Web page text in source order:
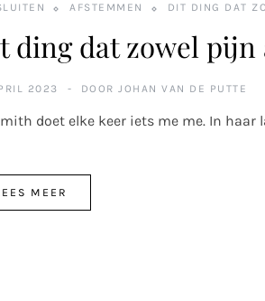
AFSTEMMEN DIT DING DAT
ding dat zowel
2023 DOOR JOHAN VAN DE PUTTE
doet elke keer iets me me. In
MEER